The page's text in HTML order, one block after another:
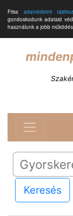
Friss adatvédelmi
gondoskodunk adataid
használunk a jobb
Keresés